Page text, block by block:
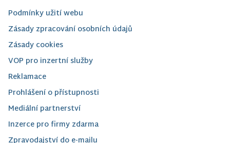
Podmínky užití webu
Zásady zpracování osobních údajů
Zásady cookies
VOP pro inzertní služby
Reklamace
Prohlášení o přístupnosti
Mediální partnerství
Inzerce pro firmy zdarma